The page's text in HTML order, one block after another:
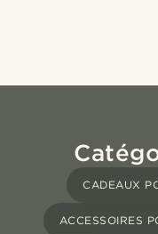
CADEAUX
ACCESSOIRES